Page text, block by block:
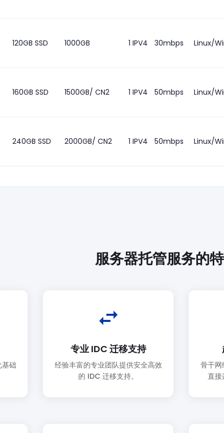
120GB SSD 1000GB 1 IPV4 30mbps Linux/
160GB SSD 1500GB/ CN2 1 IPV4 50mbps Linux/
240GB SSD 2000GB/ CN2 1 IPV4 50mbps Linux/
服务器托管服务的
础
swap_horiz
专业 IDC 迁移支持
经验丰富的专业团队提供安全高效
的 IDC 迁移支持。
骨干网
直接